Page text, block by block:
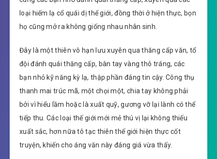
loại hiếm lạ cổ quái dị thế giới, đồng thời ở hiện thực, bọn
họ cũng mở ra không giống nhau nhân sinh.
Đây là một thiên vô hạn lưu xuyên qua thăng cấp văn, tổ
đội đánh quái thăng cấp, bàn tay vàng thô tráng, các
bạn nhỏ kỹ năng kỳ lạ, thập phần đáng tin cậy. Công thụ
thanh mai trúc mã, một chọi một, chia tay không phải
bởi vì hiểu lầm hoặc là xuất quỹ, gương vỡ lại lành có thể
tiếp thu. Các loại thế giới mới mẻ thú vị lại không thiếu
xuất sắc, hơn nữa tô tạc thiên thế giới hiện thực cốt
truyện, khiến cho áng văn này đáng giá vừa thấy.